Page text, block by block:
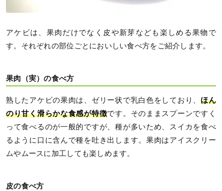
アケビは、果肉だけでなく皮や新芽なども楽しめる果物で
す。それぞれの部位ごとにおいしい食べ方をご紹介します。
果肉（実）の食べ方
熟したアケビの果肉は、ゼリー状で乳白色をしており、 ほん
のり甘く滑らかな食感が特徴です。そのままスプーンですく
って食べるのが一般的ですが、種が多いため、スイカを食べ
るように口に含んで種を吐き出します。果肉はアイスクリー
ムやムースに加工しても楽しめます。
皮の食べ方